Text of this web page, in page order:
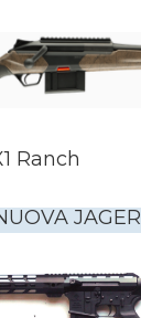
Ranch
JAGER